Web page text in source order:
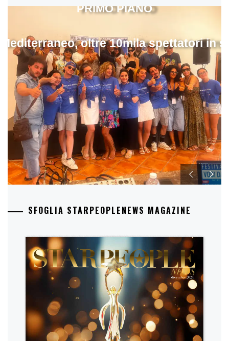
oltre 10mila spettatori in
PRIMO PIANO
SFOGLIA STARPEOPLENEWS MAGAZINE